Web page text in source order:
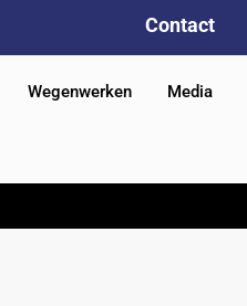
Contact
Wegenwerken Media